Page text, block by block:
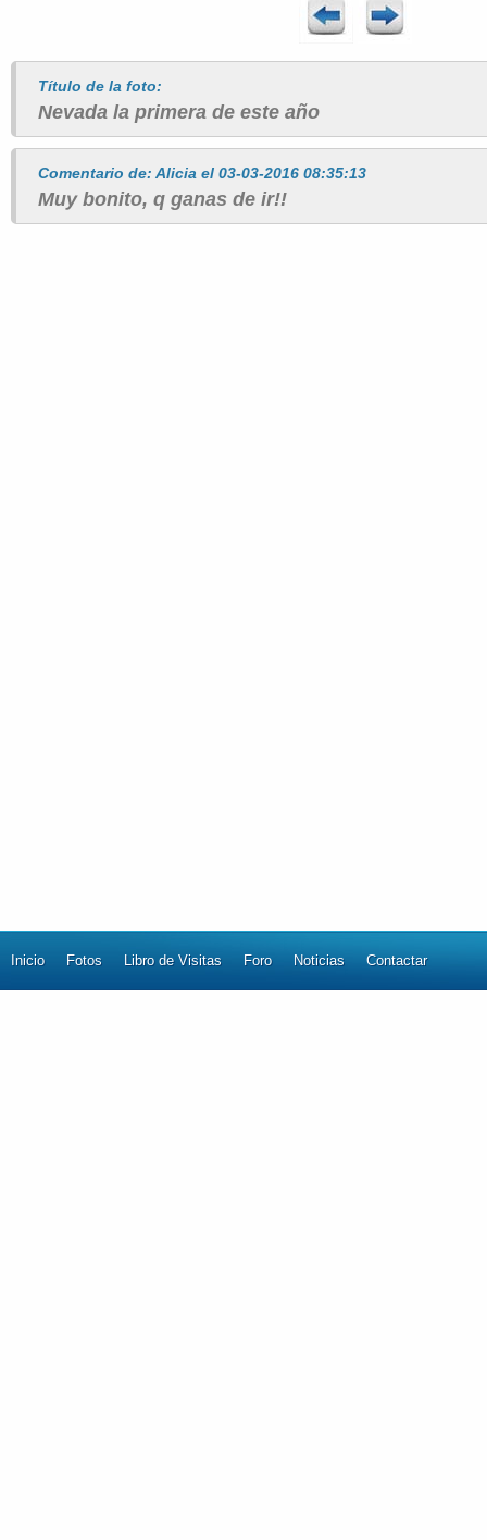
Título de la foto:
Nevada la primera de este año
Comentario de: Alicia el 03-03-2016 08:35:13
Muy bonito, q ganas de ir!!
Inicio Fotos Libro de Visitas Foro Noticias Contactar